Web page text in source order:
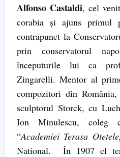
Alfonso Castaldi, cel
corabia şi ajuns primul
contrapunct la
prin conservatorul
începuturile lui ca
Zingarelli. Mentor al
compozitori din
sculptorul Storck, cu
Ion Minulescu, coleg
“Academiei Terasa
National. În 1907 el